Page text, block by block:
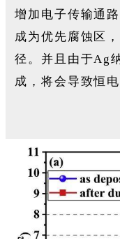
增加电子传输通
成为优先腐蚀区
径。并且由于Ag
成，将会导致恒